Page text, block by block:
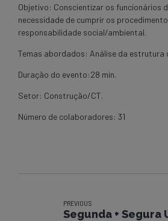
Objetivo: Conscientizar os funcionários
necessidade de cumprir os
responsabilidade social/ambiental.
Temas abordados: Análise da estrutura
Duração do evento:28 min.
Setor: Construção/CT.
Número de colaboradores: 31
PREVIOUS
Segunda + Segura